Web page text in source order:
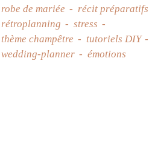
robe de mariée
récit préparatifs
rétroplanning
stress
thème champêtre
tutoriels DIY
wedding-planner
émotions